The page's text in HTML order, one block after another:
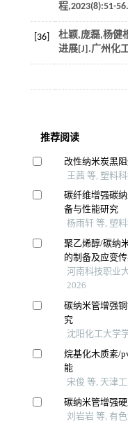
程,2023(8):51-56.
[36]
杜颖,庞磊,杨健
进展[J].广州化